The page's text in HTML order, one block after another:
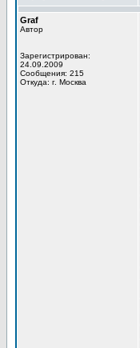
Graf
Автор
Зарегистрирован:
24.09.2009
Сообщения: 215
Откуда: г. Москва